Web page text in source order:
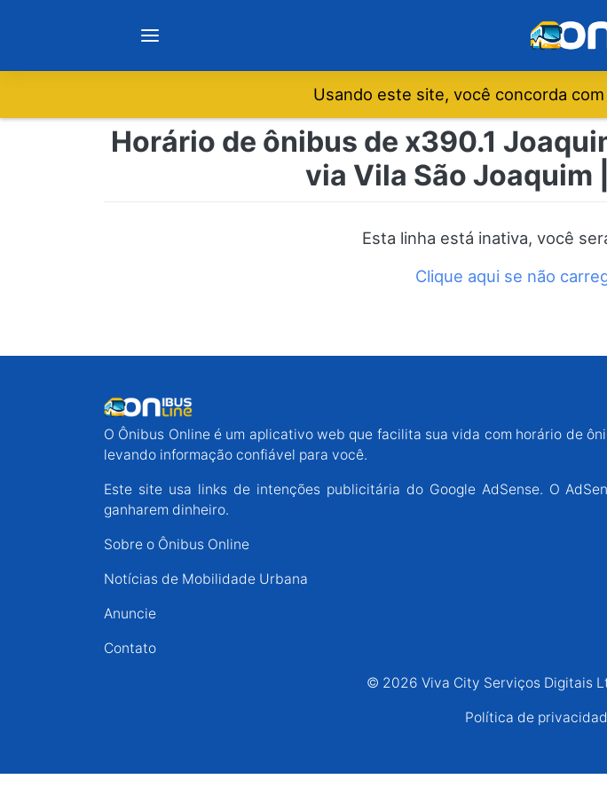
Notícias
Espírito Santo
Paraná
Rio Grande do Sul
Centro-Oeste
Usando este site, você concorda com
Horário de ônibus de x390.1
via Vila São Joaquim
Esta linha está inativa, você
Clique aqui se não
O Ônibus Online é um aplicativo web que facilita sua vida com horário de
levando informação confiável para você.
Este site usa links de intenções publicitária do Google AdSense. O
ganharem dinheiro.
Sobre o Ônibus Online
Notícias de Mobilidade Urbana
Anuncie
Contato
© 2026 Viva City Serviços Digitais
Política de